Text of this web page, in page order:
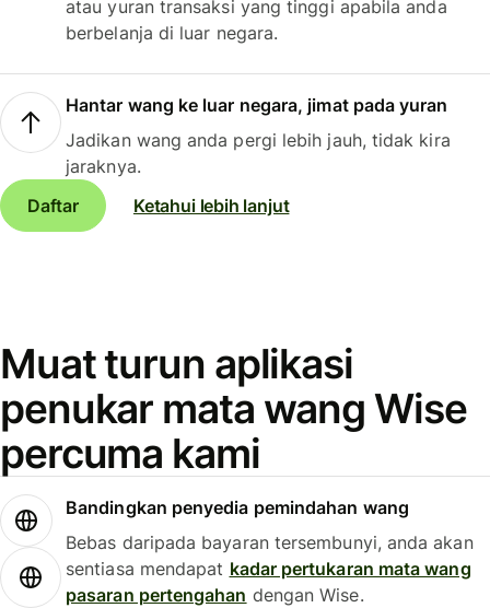
atau yuran transaksi yang tinggi apabila anda
berbelanja di luar negara.
Hantar wang ke luar negara, jimat pada yuran
Jadikan wang anda pergi lebih jauh, tidak kira
jaraknya.
Daftar
Ketahui lebih lanjut
Muat turun aplikasi
penukar mata wang Wise
percuma kami
Bandingkan penyedia pemindahan wang
Bebas daripada bayaran tersembunyi, anda akan
sentiasa mendapat kadar pertukaran mata wang
pasaran pertengahan dengan Wise.